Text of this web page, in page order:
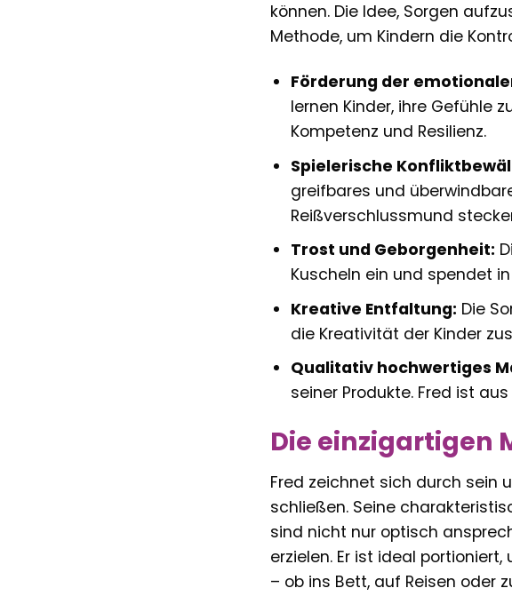
können. Die Idee, Sorgen
Methode, um Kindern die
Förderung der
lernen Kinder, ihre Gefühle
Kompetenz und Resilienz.
Spielerische
greifbares und
Reißverschlussmund
Trost und Geborgenheit:
Kuscheln ein und spendet
Kreative Entfaltung: Die
die Kreativität der Kinder
Qualitativ hochwertiges
seiner Produkte. Fred ist
Die einzigartigen
Fred zeichnet sich durch sein
schließen. Seine
sind nicht nur optisch
erzielen. Er ist ideal
– ob ins Bett, auf Reisen oder